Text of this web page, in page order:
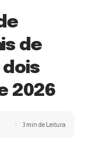
de
2026
3 min de Leitura